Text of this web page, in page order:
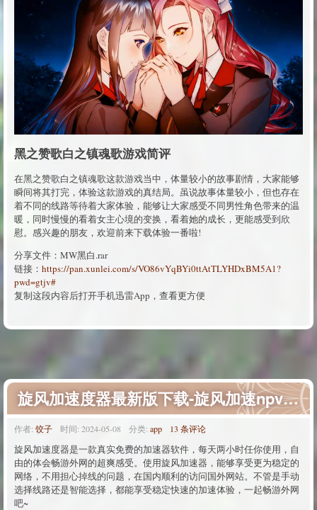
黑之赞歌白之镇魂歌游戏简评
在黑之赞歌白之镇魂歌这款游戏当中，体量较小的故事剧情，大家能够
瞬间将其打完，体验这款游戏的真结局。虽说故事体量较小，但也存在
着不同的线路等待着大家体验，能够让大家感受不同男性角色带来的温
暖，同时慢慢的看着女主心境的变换，看着她的成长，更能感受到欣
慰。感兴趣的朋友，欢迎前来下载体验一番啦!
分享文件：MW黑白.rar
链接： https://pan.xunlei.com/s/VO86vYqBYi0ttAtTLYHDxBM5A1?
pwd=gtjv#
复制这段内容后打开手机迅雷App，查看更方便
旋风加速度器最新版下载-旋风加速npv下载-旋风加速度器官网下载
作者: 饺子 时间: 2024-05-08 分类: app 13 条评论
旋风加速度器是一款真实免费的加速器软件，每天两小时任你使用，自
由的体会畅游外网的超爽感受。使用旋风加速器，能够享受更为稳定的
网络，不用担心掉线的问题，在国内顺利的访问国外网站。不管是手动
选择线路还是智能选择，都能享受稳定快速的加速体验，一起畅游外网
吧~